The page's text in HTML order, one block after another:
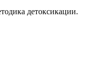
детоксикации.